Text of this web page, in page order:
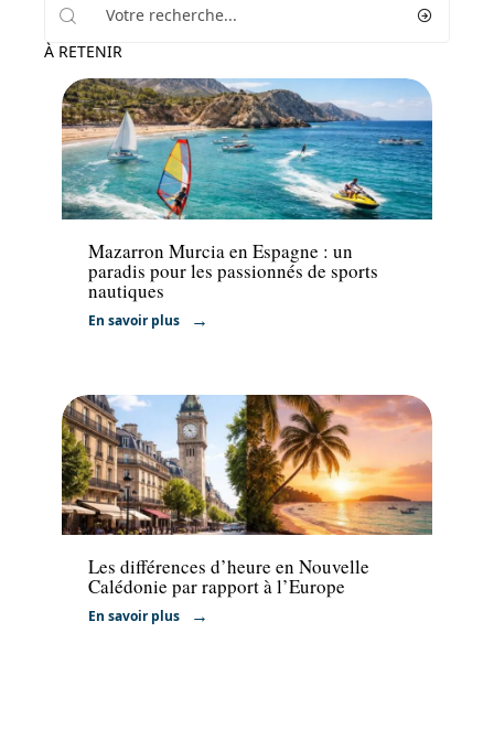
À RETENIR
Activités
Mazarron Murcia en Espagne : un
paradis pour les passionnés de sports
nautiques
En savoir plus
Voyage
Les différences d’heure en Nouvelle
Calédonie par rapport à l’Europe
En savoir plus